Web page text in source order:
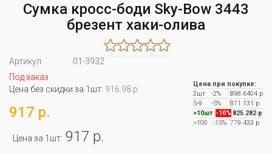
Сумка кросс-боди Sky-Bow 3443
брезент хаки-олива
Артикул:
01-3932
Под заказ
Цена без скидки за 1шт: 916.98 р.
917 р.
Цена за 1шт: 917 р.
Цена при покупке:
2шт
-2%
898.6404 р
5-9
-5%
871.131 р
>10шт -10% 825.282 р
>100
-15% 779.433 р